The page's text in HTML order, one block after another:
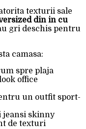
texturii sale
din in cu
gri deschis pentru
camasa:
spre plaja
office
un outfit sport-
jeansi skinny
de texturi